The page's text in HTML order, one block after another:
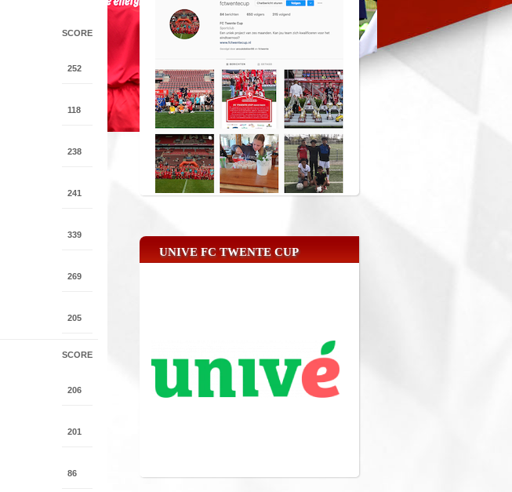
SCORE
252
118
238
241
339
269
205
SCORE
206
201
86
UNIVE FC TWENTE CUP